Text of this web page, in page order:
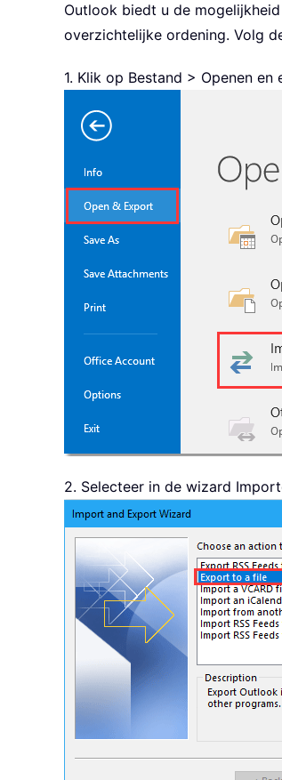
Outlook biedt u de
overzichtelijke ordening. Volg
1. Klik op Bestand > Openen
2. Selecteer in de wizard